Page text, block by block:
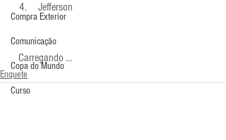
Compra Exterior
Comunicação
Copa do Mundo
Curso
Jefferson
  Carregando ...
Enquete